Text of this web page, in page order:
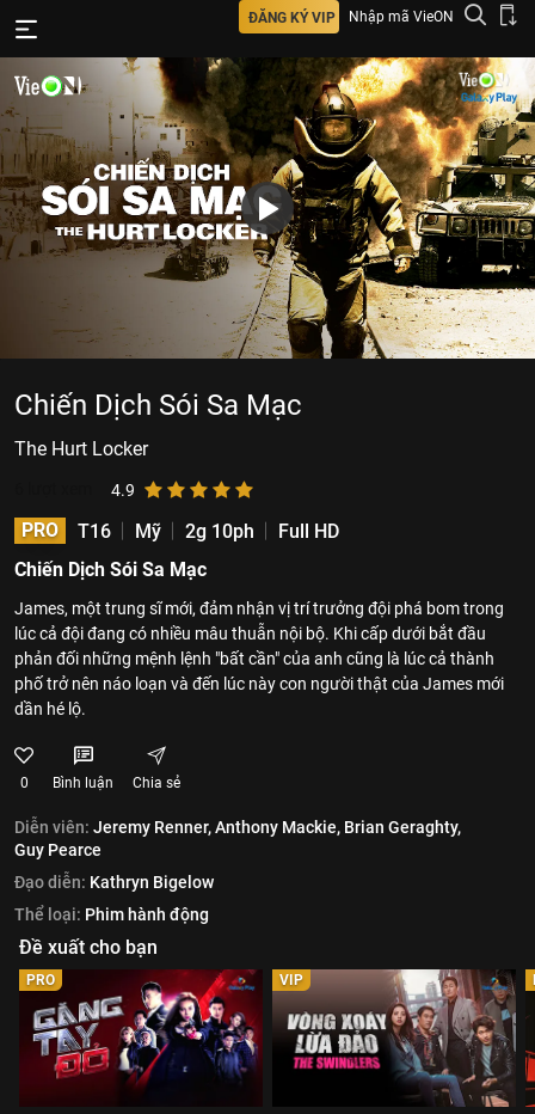
ĐĂNG KÝ VIP Nhập mã VieON
Chiến Dịch Sói Sa Mạc
The Hurt Locker
4.9
PRO T16 Mỹ 2g 10ph
Full HD
Chiến Dịch Sói Sa Mạc
James, một trung sĩ mới, đảm nhận vị trí trưởng đội phá bom trong
lúc cả đội đang có nhiều mâu thuẫn nội bộ. Khi cấp dưới bắt đầu
phản đối những mệnh lệnh "bất cần" của anh cũng là lúc cả thành
phố trở nên náo loạn và đến lúc này con người thật của James mới
dần hé lộ.
0 Bình luận Chia sẻ
Diễn viên: Jeremy Renner,Anthony Mackie, Brian Geraghty,
Guy Pearce
Đạo diễn: Kathryn Bigelow
Thể loại: Phim hành động
Đề xuất cho bạn
PRO VIP